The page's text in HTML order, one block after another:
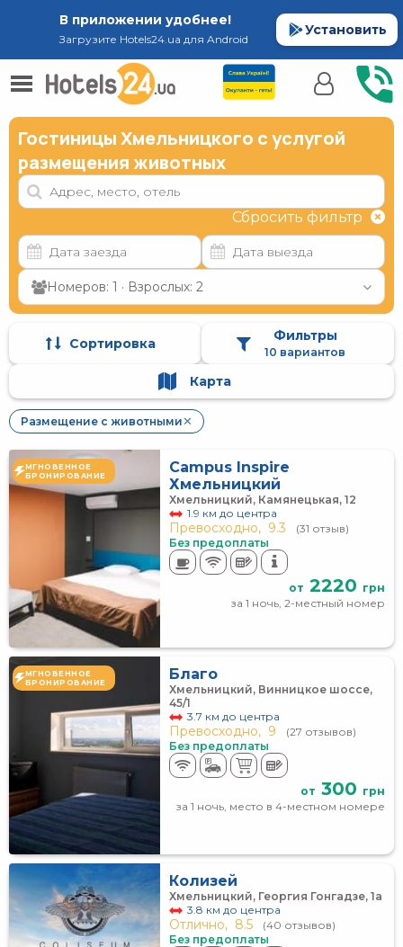
В приложении удобнее!
Загрузите Hotels24.ua для Android
Установить
Гостиницы Хмельницкого с услугой
размещения животных
Сбросить фильтр
Номеров: 1 · Взрослых: 2
Сортировка Фильтры
10 вариантов
Карта
Размещение с животными ✕
МГНОВЕННОЕ
БРОНИРОВАНИЕ
Campus Inspire
Хмельницкий
Хмельницкий, Камянецькая, 12
1.9 км до центра
Превосходно, 9.3
(31 отзыв)
Без предоплаты
от 2220 грн
за 1 ночь, 2-местный номер
МГНОВЕННОЕ
БРОНИРОВАНИЕ
Благо
Хмельницкий, Винницкое шоссе,
45/1
3.7 км до центра
Превосходно, 9
(27 отзывов)
Без предоплаты
от 300 грн
за 1 ночь, место в 4-местном номере
Колизей
Хмельницкий, Георгия Гонгадзе, 1а
3.8 км до центра
Отлично, 8.5
(40 отзывов)
Без предоплаты